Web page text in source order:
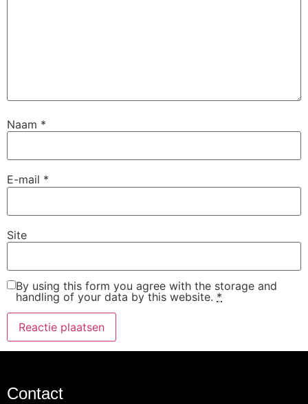
Naam *
E-mail *
Site
By using this form you agree with the storage and
handling of your data by this website. *
Contact